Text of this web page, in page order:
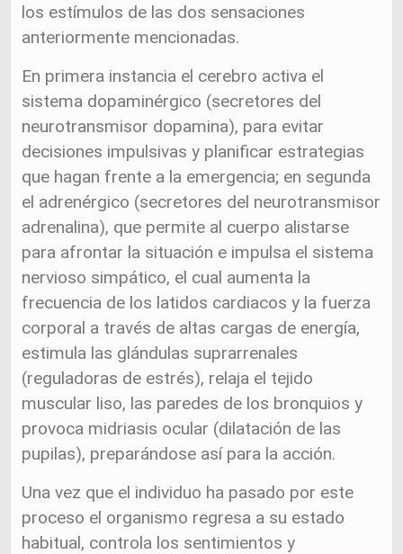
los estímulos de las dos sensaciones
anteriormente mencionadas.
En primera instancia el cerebro activa el
sistema dopaminérgico (secretores del
neurotransmisor dopamina), para evitar
decisiones impulsivas y planificar estrategias
que hagan frente a la emergencia; en segunda
el adrenérgico (secretores del neurotransmisor
adrenalina), que permite al cuerpo alistarse
para afrontar la situación e impulsa el sistema
nervioso simpático, el cual aumenta la
frecuencia de los latidos cardiacos y la fuerza
corporal a través de altas cargas de energía,
estimula las glándulas suprarrenales
(reguladoras de estrés), relaja el tejido
muscular liso, las paredes de los bronquios y
provoca midriasis ocular (dilatación de las
pupilas), preparándose así para la acción.
Una vez que el individuo ha pasado por este
proceso el organismo regresa a su estado
habitual, controla los sentimientos y